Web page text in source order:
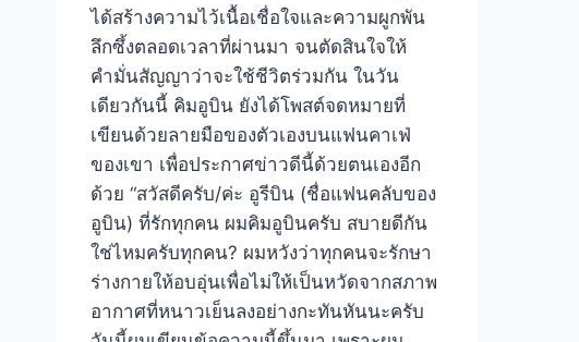
ได้สร้างความไว้เนื้อเชื่อใจและความผูกพัน
ลึกซึ้งตลอดเวลาที่ผ่านมา จนตัดสินใจให้
คำมั่นสัญญาว่าจะใช้ชีวิตร่วมกัน ในวัน
เดียวกันนี้ คิมอูบิน ยังได้โพสต์จดหมายที่
เขียนด้วยลายมือของตัวเองบนแฟนคาเฟ่
ของเขา เพื่อประกาศข่าวดีนี้ด้วยตนเองอีก
ด้วย “สวัสดีครับ/ค่ะ อูรีบิน (ชื่อแฟนคลับของ
อูบิน) ที่รักทุกคน ผมคิมอูบินครับ สบายดีกัน
ใช่ไหมครับทุกคน? ผมหวังว่าทุกคนจะรักษา
ร่างกายให้อบอุ่นเพื่อไม่ให้เป็นหวัดจากสภาพ
อากาศที่หนาวเย็นลงอย่างกะทันหันนะครับ